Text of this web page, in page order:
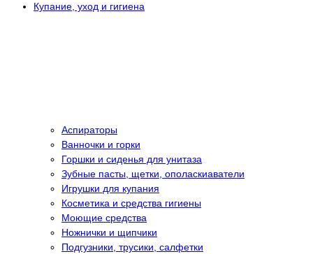
Купание, уход и гигиена
Аспираторы
Ванночки и горки
Горшки и сиденья для унитаза
Зубные пасты, щетки, ополаскиаватели
Игрушки для купания
Косметика и средства гигиены
Моющие средства
Ножнички и щипчики
Подгузники, трусики, салфетки